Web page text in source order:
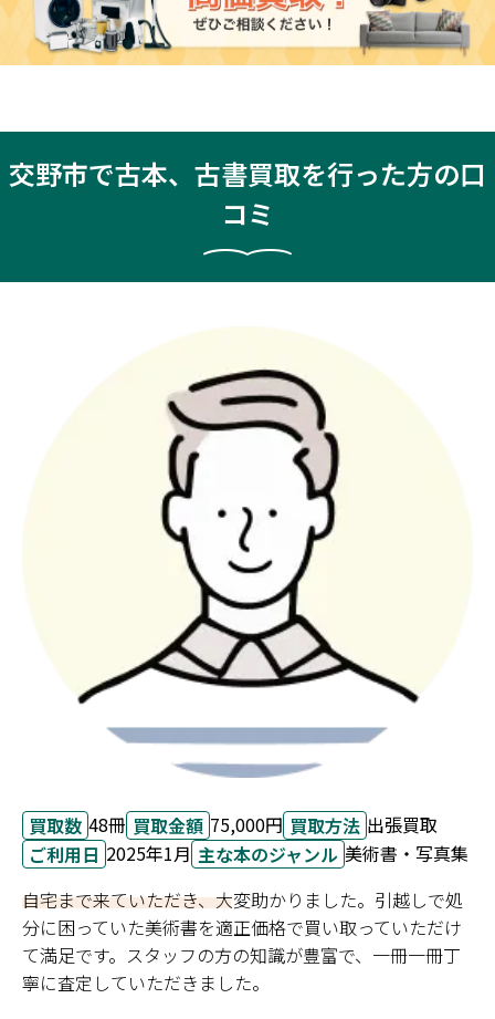
交野市で古本、古書買取を行った方の口
コミ
買取数 48冊 買取金額 75,000円 買取方法 出張買取
ご利用日 2025年1月 主な本のジャンル 美術書・写真集
自宅まで来ていただき、大変助かりました。引越しで処
分に困っていた美術書を適正価格で買い取っていただけ
て満足です。スタッフの方の知識が豊富で、一冊一冊丁
寧に査定していただきました。